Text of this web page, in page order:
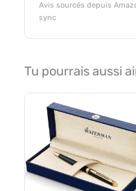
Avis sourcés depuis
sync
Tu pourrais aussi